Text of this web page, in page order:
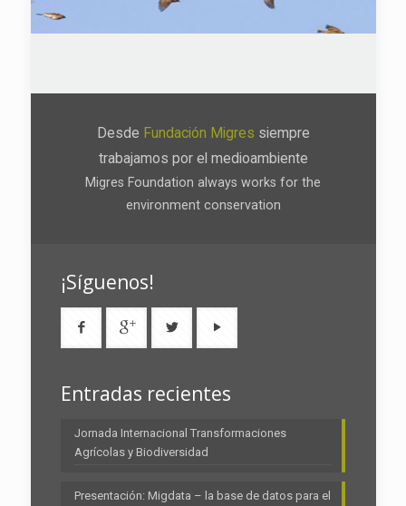
Desde Fundación Migres siempre
trabajamos por el medioambiente
Migres Foundation always works for the
environment conservation
¡Síguenos!
Entradas recientes
Jornada Internacional Transformaciones
Agrícolas y Biodiversidad
Presentación: Migdata – la base de datos para el